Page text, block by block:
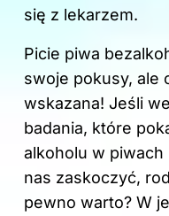
się z lekarzem.
Picie piwa
swoje pokusy, ale
wskazana! Jeśli
badania, które
alkoholu w
nas zaskoczyć,
pewno warto? W